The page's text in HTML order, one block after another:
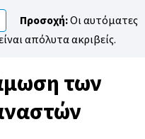
Προσοχή:Οι αυτόματες
απόλυτα ακριβείς.
των